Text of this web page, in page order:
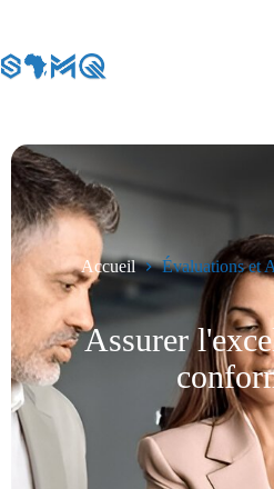
Accueil Évaluations et
Assurer